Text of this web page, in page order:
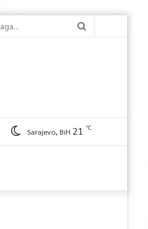
Sarajevo, BiH 21 ℃